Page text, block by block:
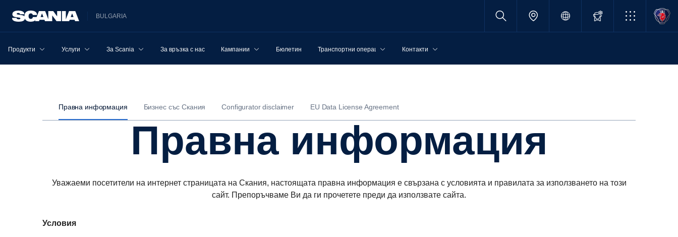
BULGARIA
Продукти Услуги За Scania За връзка с нас Кампании Бюлетин Транспортни операции Контакти
Правна информация Бизнес със Скания Configurator disclaimer EU Data License Agreement
Правна информация
Уважаеми посетители на интернет страницата на Скания, настоящата правна информация е свързана с условията и правилата за използването на този
сайт. Препоръчваме Ви да ги прочетете преди да използвате сайта.
Условия